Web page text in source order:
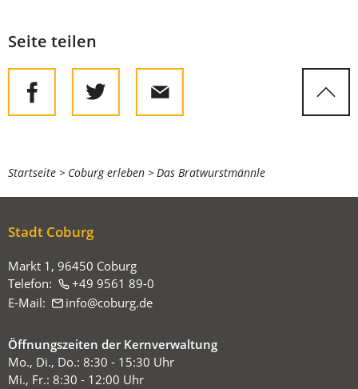
Seite teilen
Sie
befinden
sich
Startseite Coburg erleben Das Bratwurstmännle
Stadt Coburg
Markt 1, 96450 Coburg
Telefon:
+49 9561 89-0
E-Mail:
info coburg de
Öffnungszeiten der Kernverwaltung
Mo., Di., Do.: 8:30 - 15:30 Uhr
Mi., Fr.: 8:30 - 12:00 Uhr